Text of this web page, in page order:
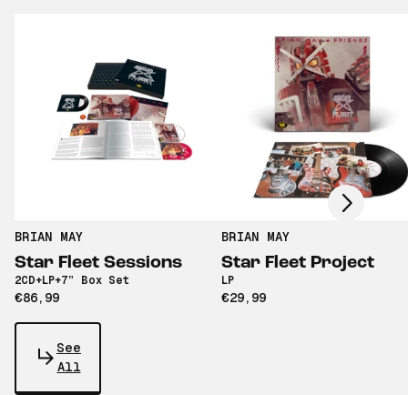
BRIAN MAY
Star Fleet Sessions
2CD+LP+7” Box Set
€86,99
BRIAN MAY
Star Fleet Project
LP
€29,99
Scroll right
See
All